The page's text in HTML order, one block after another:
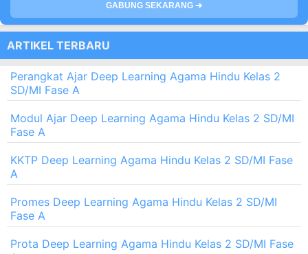
GABUNG SEKARANG ➔
ARTIKEL TERBARU
Perangkat Ajar Deep Learning Agama Hindu Kelas 2
SD/MI Fase A
Modul Ajar Deep Learning Agama Hindu Kelas 2 SD/MI
Fase A
KKTP Deep Learning Agama Hindu Kelas 2 SD/MI Fase
A
Promes Deep Learning Agama Hindu Kelas 2 SD/MI
Fase A
Prota Deep Learning Agama Hindu Kelas 2 SD/MI Fase